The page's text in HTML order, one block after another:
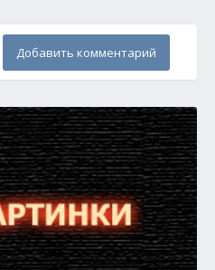
Добавить комментарий